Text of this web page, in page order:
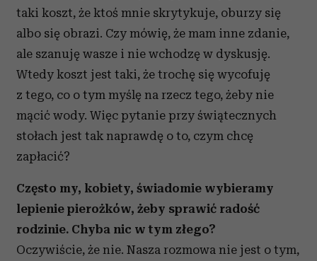
taki koszt, że ktoś mnie skrytykuje, oburzy się
albo się obrazi. Czy mówię, że mam inne zdanie,
ale szanuję wasze i nie wchodzę w dyskusję.
Wtedy koszt jest taki, że trochę się wycofuję
z tego, co o tym myślę na rzecz tego, żeby nie
mącić wody. Więc pytanie przy świątecznych
stołach jest tak naprawdę o to, czym chcę
zapłacić?
Często my, kobiety, świadomie wybieramy
lepienie pierożków, żeby sprawić radość
rodzinie. Chyba nic w tym złego?
Oczywiście, że nie. Nasza rozmowa nie jest o tym,